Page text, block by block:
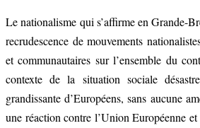
Le nationalisme qui s’affirme en Grande-
recrudescence de mouvements
et communautaires sur l’ensemble du
contexte de la situation sociale
grandissante d’Européens, sans aucune
une réaction contre l’Union Européenne